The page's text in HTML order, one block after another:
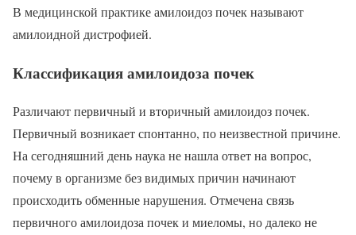
В медицинской практике амилоидоз почек называют
амилоидной дистрофией.
Классификация амилоидоза почек
Различают первичный и вторичный амилоидоз почек.
Первичный возникает спонтанно, по неизвестной причине.
На сегодняшний день наука не нашла ответ на вопрос,
почему в организме без видимых причин начинают
происходить обменные нарушения. Отмечена связь
первичного амилоидоза почек и миеломы, но далеко не